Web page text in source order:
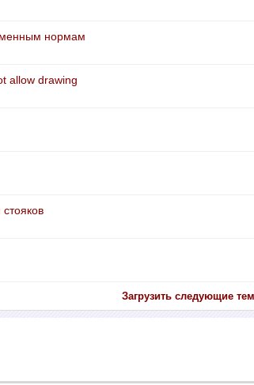
нормам
allow drawing
Загрузить следующие